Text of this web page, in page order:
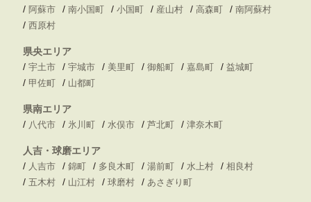
/ 阿蘇市 / 南小国町 / 小国町 / 産山村 / 高森町 / 南阿蘇村
/ 西原村
県央エリア
/ 宇土市 / 宇城市 / 美里町 / 御船町 / 嘉島町 / 益城町
/ 甲佐町 / 山都町
県南エリア
/ 八代市 / 氷川町 / 水俣市 / 芦北町 / 津奈木町
人吉・球磨エリア
/ 人吉市 / 錦町 / 多良木町 / 湯前町 / 水上村 / 相良村
/ 五木村 / 山江村 / 球磨村 / あさぎり町